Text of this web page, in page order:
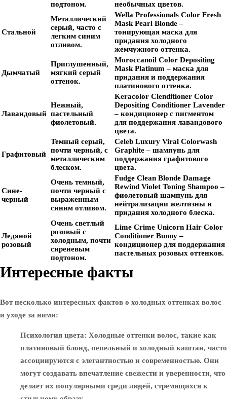
подтоном. необычных цветов.
Стальной
Металлический
серый, часто с
легким синим
отливом.
Wella Professionals Color Fresh
Mask Pearl Blonde–
тонирующая маска для
придания холодного
жемчужного оттенка.
Дымчатый
Приглушенный,
мягкий серый
оттенок.
Moroccanoil Color Depositing
Mask Platinum – маска для
придания и поддержания
платинового оттенка.
Лавандовый
Нежный,
пастельный
фиолетовый.
Keracolor Clenditioner Color
Depositing Conditioner Lavender
– кондиционер с пигментом
для поддержания лавандового
цвета.
Графитовый
Темный серый,
почти черный, с
металлическим
блеском.
Celeb Luxury Viral Colorwash
Graphite– шампунь для
поддержания графитового
цвета.
Сине-
черный
Очень темный,
почти черный с
выраженным
синим отливом.
Fudge Clean Blonde Damage
Rewind Violet Toning Shampoo –
фиолетовый шампунь для
нейтрализации желтизны и
придания холодного блеска.
Ледяной
розовый
Очень светлый
розовый с
холодным, почти
сиреневым
подтоном.
Lime Crime Unicorn Hair Color
Conditioner Bunny–
кондиционер для поддержания
пастельных розовых оттенков.
Интересные факты
Вот несколько интересных фактов о холодных оттенках волос
и уходе за ними:
Психология цвета: Холодные оттенки волос, такие как
платиновый блонд, пепельный и холодный каштан, часто
ассоциируются с элегантностью и современностью. Они
могут создавать впечатление свежести и уверенности, что
делает их популярными среди людей, стремящихся к